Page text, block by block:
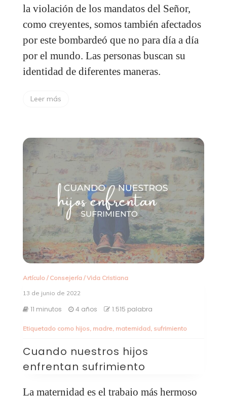
la violación de los mandatos del Señor,
como creyentes, somos también afectados
por este bombardeó que no para día a día
por el mundo. Las personas buscan su
identidad de diferentes maneras.
Leer más
Artículo/ Consejería/Vida Cristiana
13 de junio de 2022
11 minutos 4 años 1.515 palabra
Etiquetado como hijos, madre, maternidad, sufrimiento
Cuando nuestros hijos
enfrentan sufrimiento
La maternidad es el trabajo más hermoso